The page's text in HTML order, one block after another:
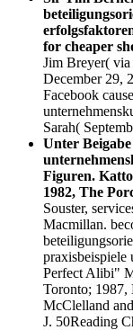
for cheaper
Jim Breyer( via
December 29,
Facebook
Sarah(
Unter
Figuren.
1982, The
Souster,
Macmillan.
praxisbeispiele
Perfect Alibi"
Toronto; 1987,
McClelland
J. 50Reading